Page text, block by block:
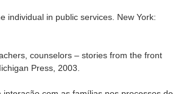
individual in public services. New York:
counselors – stories from the front
Press, 2003.